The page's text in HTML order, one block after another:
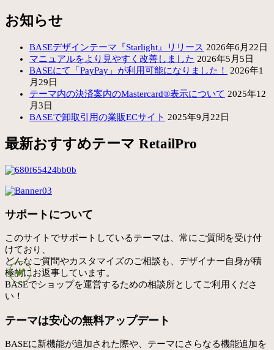
お知らせ
BASEデザインテーマ『Starlight』リリース 2026年6月22日
マニュアルをより見やすく改善しました 2026年5月5日
BASEにて「PayPay」が利用可能になりました！
2026年1
月29日
テーマ内の決済案内のMastercard®表示について 2025年12
月3日
BASEで卸取引用の業販ECサイト 2025年9月22日
最新おすすめテーマ RetailPro
サポートについて
このサイトでサポートしているテーマは、常にご質問を受け付
けており、
どんなご質問やカスタマイズのご相談も、デザイナー自身が積
極的にお返事しています。
BASEでショップを運営するための相談所としてご利用くださ
い！
テーマは安心の無料アップデート
BASEに新機能が追加された際や、テーマにさらなる機能追加を